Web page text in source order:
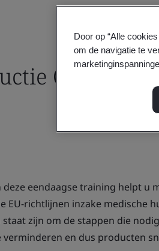
CE
deze eendaagse training helpt u
EU-richtlijnen inzake medische
zijn om de stappen die
verminderen en dus producten
Door op “Alle
om de navigatie te